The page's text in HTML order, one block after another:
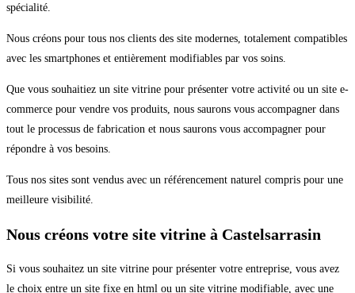
spécialité.
Nous créons pour tous nos clients des site modernes, totalement compatibles
avec les smartphones et entièrement modifiables par vos soins.
Que vous souhaitiez un site vitrine pour présenter votre activité ou un site e-
commerce pour vendre vos produits, nous saurons vous accompagner dans
tout le processus de fabrication et nous saurons vous accompagner pour
répondre à vos besoins.
Tous nos sites sont vendus avec un référencement naturel compris pour une
meilleure visibilité.
Nous créons votre site vitrine à Castelsarrasin
Si vous souhaitez un site vitrine pour présenter votre entreprise, vous avez
le choix entre un site fixe en html ou un site vitrine modifiable, avec une